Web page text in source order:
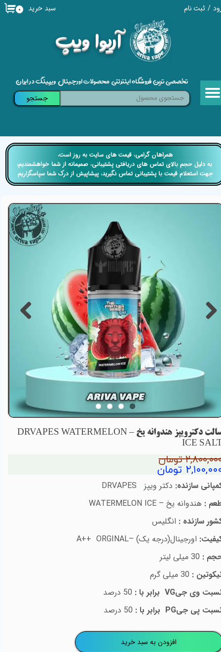
/ ثبت نام
حساب کاربری من
خروج از حساب کاربری
​آریوا ویپ
۰ سبد خرید
تخصصی ترین فروشگاه اینترنتی محصولات اورجینال ویپینگ در ایران
جستجو
سالت دکترویپز هندوانه یخ – DRVAPES WATERMELON
ICE
تومان
تومان
سازنده: دکتر ویپز DRVAPES
: هندوانه یخ – WATERMELON ICE
سازنده : انگلیس
اورجینال(درجه یک) –A++ ORGINAL
:
:
وی جیVG برابر با :
پی جیPG برابر با :
افزودن به سبد خرید
​​همراهان گرامی، قیمت های سایت به روز است،
​​​​​​​ به دلیل حجم بالای تماس های دریافتی پشتیبانی، صمیمانه از شما خواهشمندیم،
جهت استعلام قیمت با پشتیبانی تماس نگیرید، پیشاپیش از درک شما سپاسگزاریم